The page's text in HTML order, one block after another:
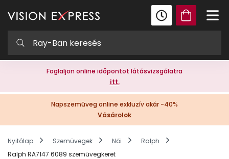
Foglaljon online időpontot látásvizsgálatra
itt.
Napszemüveg online exkluzív akár -40%
Vásárolok
Nyitólap Szemüvegek Női
Ralph
Ralph RA7147 6089 szemüvegkeret